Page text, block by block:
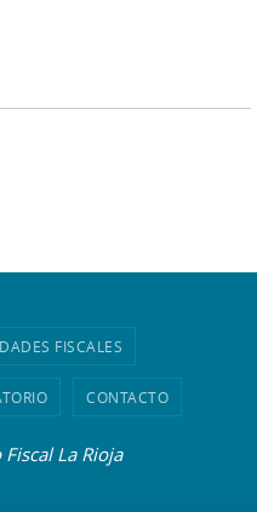
FISCALES
CONTACTO
La Rioja